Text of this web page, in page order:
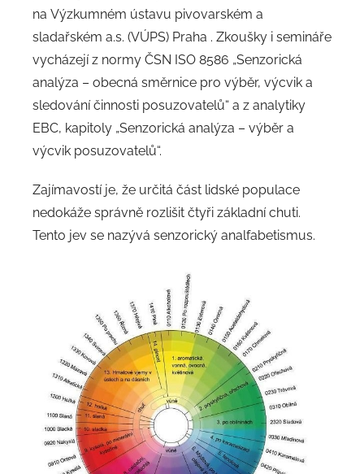
na Výzkumném ústavu pivovarském a
sladařském a.s. (VÚPS) Praha . Zkoušky i semináře
vycházejí z normy ČSN ISO 8586 „Senzorická
analýza – obecná směrnice pro výběr, výcvik a
sledování činnosti posuzovatelů“ a z analytiky
EBC, kapitoly „Senzorická analýza – výběr a
výcvik posuzovatelů“.
Zajímavostí je, že určitá část lidské populace
nedokáže správně rozlišit čtyři základní chuti.
Tento jev se nazývá senzorický analfabetismus.